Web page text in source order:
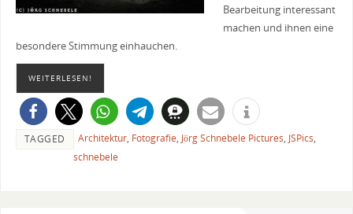
Bearbeitung interessant
machen und ihnen eine
besondere Stimmung einhauchen.
WEITERLESEN!
TAGGED Architektur, Fotografie, Jörg Schnebele Pictures, JSPics,
schnebele